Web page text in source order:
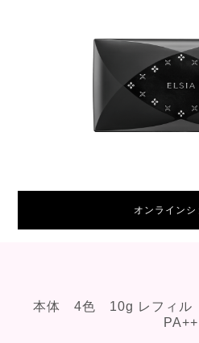
オンラインシ
本体 4色 10g レフィ
PA++